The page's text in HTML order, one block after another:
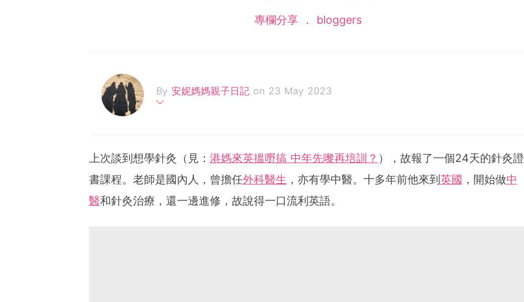
專欄分享 bloggers
By 安妮媽媽親子日記 on 23 May 2023
上次談到想學針灸（見： 港媽來英搵嘢搞 中年先嚟再培訓？ ），故報了一個24天的針灸證
書課程。老師是國內人，曾擔任外科醫生 ，亦有學中醫。十多年前他來到 英國 ，開始做中
醫和針灸治療，還一邊進修，故說得一口流利英語。